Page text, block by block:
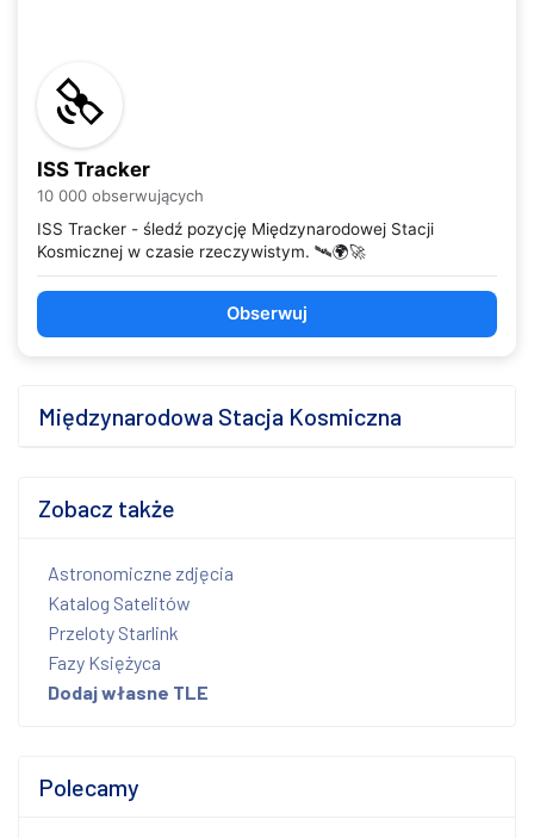
ISS Tracker
10 000 obserwujących
ISS Tracker - śledź pozycję Międzynarodowej Stacji
Kosmicznej w czasie rzeczywistym. 🛰️🌍🚀
Obserwuj
Międzynarodowa Stacja Kosmiczna
Zobacz także
Astronomiczne zdjęcia
Katalog Satelitów
Przeloty Starlink
Fazy Księżyca
Dodaj własne TLE
Polecamy